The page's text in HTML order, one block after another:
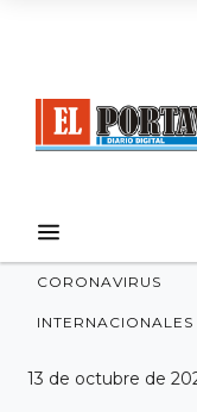
CORONAVIRUS
INTERNACIONALES
13 de octubre de